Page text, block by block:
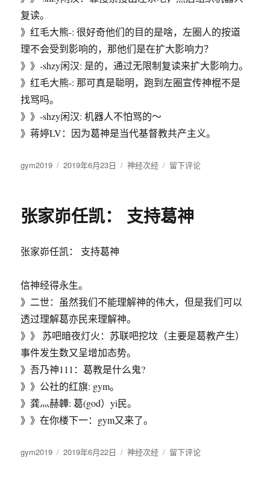
复读。
》红毛大熊-: 很好奇他们的目的是啥，左圈人的按道
理不会受到影响的，那他们是在扩大影响力？
》》-shzy闲汉: 是的，通过无限制复读来扩大影响力。
》红毛大熊-: 那可真是聪明，跑到左圈宣传神棍不是
找骂吗。
》》-shzy闲汉: 机器人不怕骂的～
》蒋婷LV：因为葛神是当代基督教共产主义。
作
gym2019
发
2019年6月23日
分
神经次经
于
葛
是
么
意
留下评论
张家峁任凯： 支持葛神
张家峁任凯： 支持葛神
信神经得永生。
》二世：虽然我们不能理解神的伟大，但是我们可以
透过理解葛亦民来理解神。
》》 苏吧暗夜灯火：苏联吧挖坟（主要是葛教产生）
事件发生数又呈增加态势。
》吾乃神111：葛教是什么鬼?
》》公社的红旗: gym。
》龚灬赫韡: 葛(god）yi民。
》》在你楼下一：gym又来了。
作
gym2019
发
2019年6月22日
分
神经次经
于
留下评论